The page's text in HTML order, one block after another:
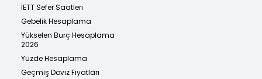
İETT Sefer Saatleri
Gebelik Hesaplama
Yükselen Burç Hesaplama
2026
Yüzde Hesaplama
Geçmiş Döviz Fiyatları